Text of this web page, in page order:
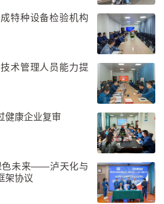
特种设备检验机构
术管理人员能力提
健康企业复审
色未来——泸天化与
架协议